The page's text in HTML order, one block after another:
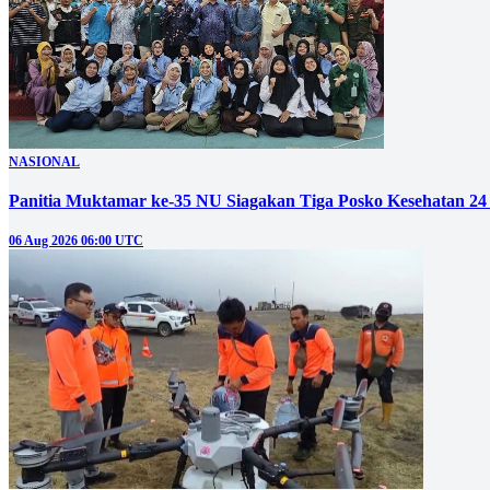
NASIONAL
Panitia Muktamar ke-35 NU Siagakan Tiga Posko Kesehatan 24
06 Aug 2026 06:00 UTC